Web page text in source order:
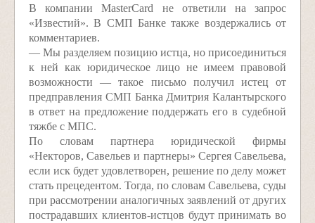
В компании MasterCard не ответили на запрос
«Известий». В СМП Банке также воздержались от
комментариев.
— Мы разделяем позицию истца, но присоединиться
к ней как юридическое лицо не имеем правовой
возможности — такое письмо получил истец от
предправления СМП Банка Дмитрия Калантырского
в ответ на предложение поддержать его в судебной
тяжбе с МПС.
По словам партнера юридической фирмы
«Некторов, Савельев и партнеры» Сергея Савельева,
если иск будет удовлетворен, решение по делу может
стать прецедентом. Тогда, по словам Савельева, суды
при рассмотрении аналогичных заявлений от других
пострадавших клиентов-истцов будут принимать во